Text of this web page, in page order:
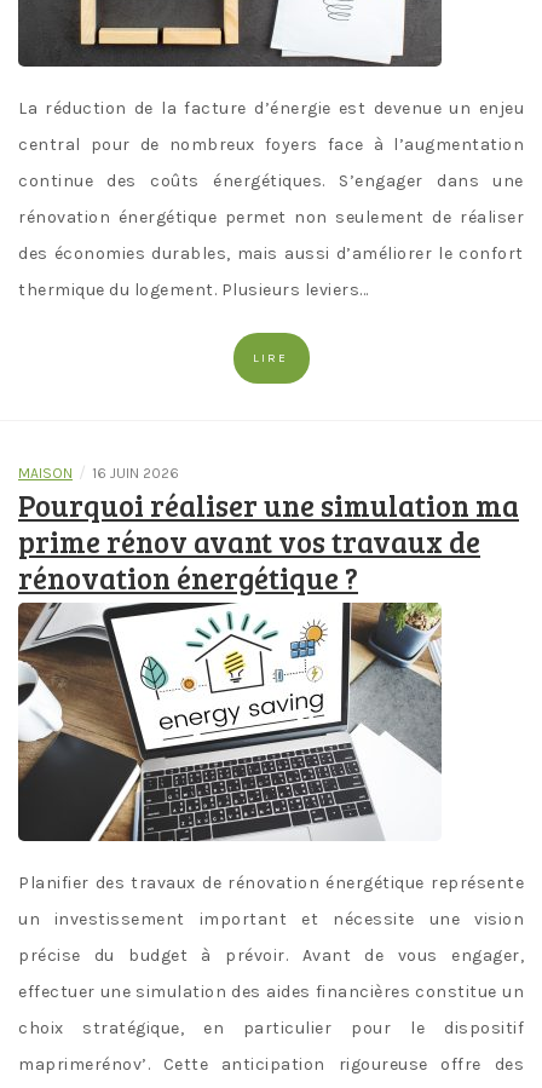
La réduction de la facture d’énergie est devenue un enjeu
central pour de nombreux foyers face à l’augmentation
continue des coûts énergétiques. S’engager dans une
rénovation énergétique permet non seulement de réaliser
des économies durables, mais aussi d’améliorer le confort
thermique du logement. Plusieurs leviers…
LIRE
MAISON / 16 JUIN 2026
Pourquoi réaliser une simulation ma
prime rénov avant vos travaux de
rénovation énergétique ?
Planifier des travaux de rénovation énergétique représente
un investissement important et nécessite une vision
précise du budget à prévoir. Avant de vous engager,
effectuer une simulation des aides financières constitue un
choix stratégique, en particulier pour le dispositif
maprimerénov’. Cette anticipation rigoureuse offre des